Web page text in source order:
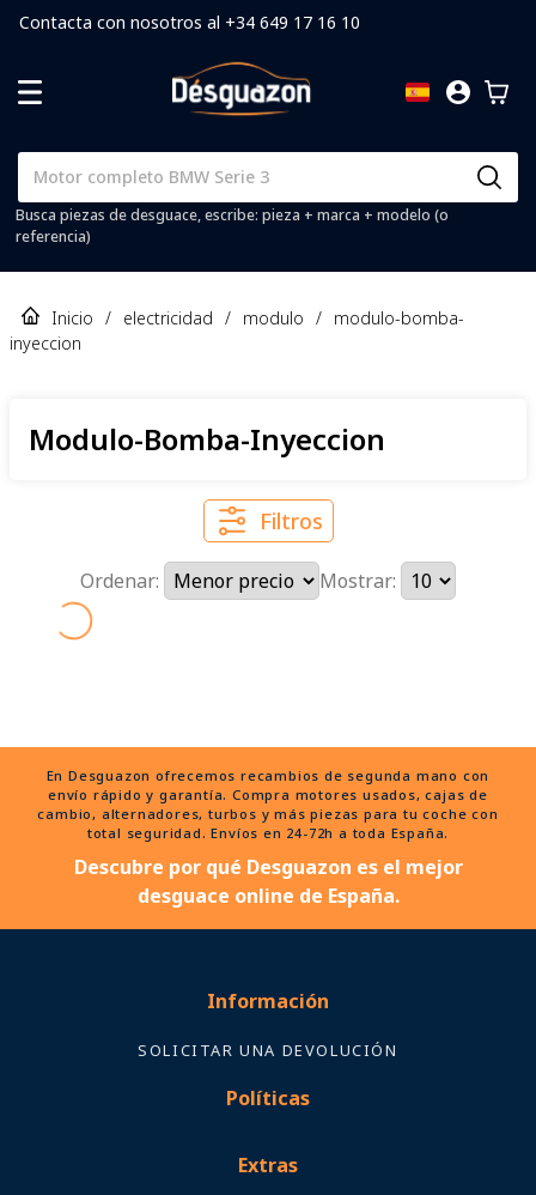
Contacta con nosotros al +34 649 17 16 10
Busca piezas de desguace, escribe: pieza + marca + modelo (o
referencia)
Inicio / electricidad / modulo / modulo-bomba-
inyeccion
Modulo-Bomba-Inyeccion
Filtros
Ordenar: Mostrar:
envío rápido y garantía. Compra motores usados, cajas de
cambio, alternadores, turbos y más piezas para tu coche con
total seguridad. Envíos en 24-72h a toda España.
Descubre por qué Desguazon es el mejor
desguace online de España.
SOLICITAR UNA DEVOLUCIÓN
Políticas